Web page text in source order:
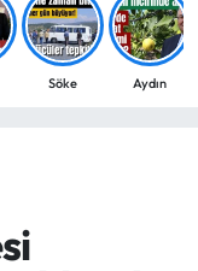
Söke Aydın